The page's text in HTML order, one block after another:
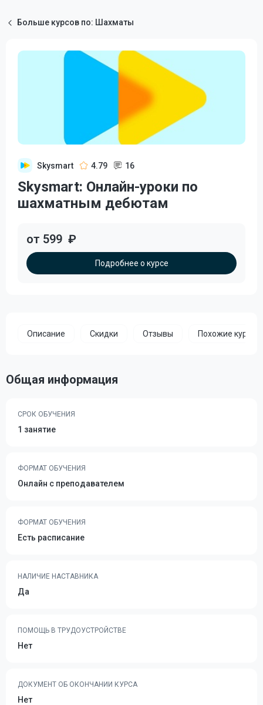
Больше курсов по: Шахматы
Skysmart 4.79 16
Skysmart: Онлайн-уроки по
шахматным дебютам
от 599 ₽
Подробнее о курсе
Описание Скидки Отзывы Похожие курсы
Общая информация
СРОК ОБУЧЕНИЯ
1 занятие
ФОРМАТ ОБУЧЕНИЯ
Онлайн с преподавателем
ФОРМАТ ОБУЧЕНИЯ
Есть расписание
НАЛИЧИЕ НАСТАВНИКА
Да
ПОМОЩЬ В ТРУДОУСТРОЙСТВЕ
Нет
ДОКУМЕНТ ОБ ОКОНЧАНИИ КУРСА
Нет